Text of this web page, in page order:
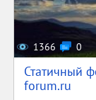
1366 0
Статичный
forum.ru